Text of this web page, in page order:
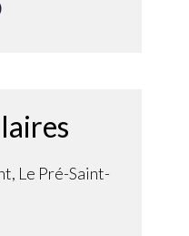
Le Pré-Saint-